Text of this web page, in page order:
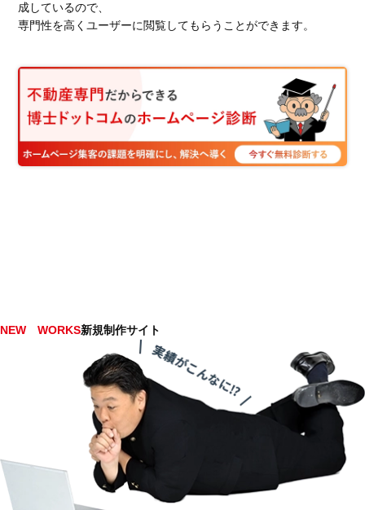
成しているので、
専門性を高くユーザーに閲覧してもらうことができます。
NEW WORKS新規制作サイト